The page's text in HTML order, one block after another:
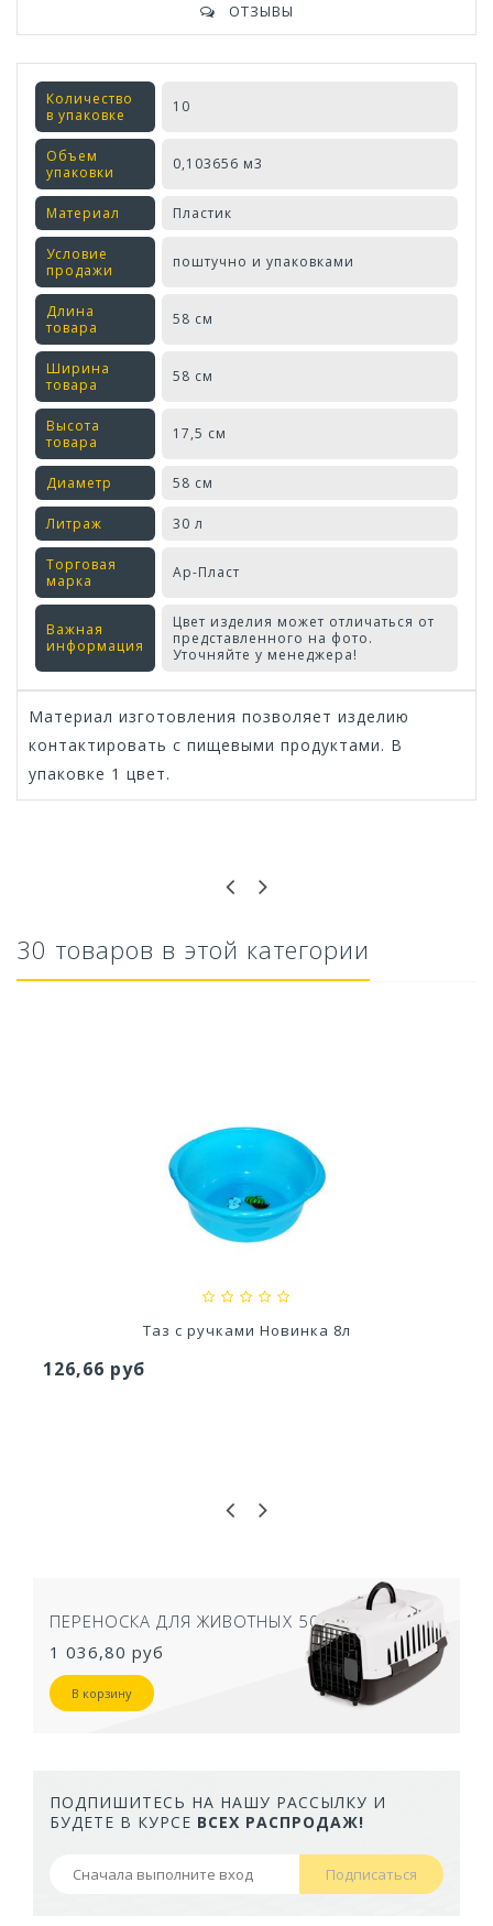
ОТЗЫВЫ
Количество
в упаковке
10
Объем
упаковки
0,103656 м3
Материал Пластик
Условие
продажи
поштучно и упаковками
Длина
товара
58 см
Ширина
товара
58 см
Высота
товара
17,5 см
Диаметр 58 см
Литраж 30 л
Торговая
марка
Ар-Пласт
Важная
информация
Цвет изделия может отличаться от
представленного на фото.
Уточняйте у менеджера!
Материал изготовления позволяет изделию
контактировать с пищевыми продуктами. В
упаковке 1 цвет.
Кашпо Геометрия (0,8л.) Цв. Лаванда (Арт....
30 товаров в этой категории
Таз с ручками Новинка 8л
126,66 руб
ПЕРЕНОСКА ДЛЯ ЖИВОТНЫХ 50Х33Х26 СМ
1 036,80 руб
В корзину
ПОДПИШИТЕСЬ НА НАШУ РАССЫЛКУ И
БУДЕТЕ В КУРСЕ ВСЕХ РАСПРОДАЖ!
Подписаться